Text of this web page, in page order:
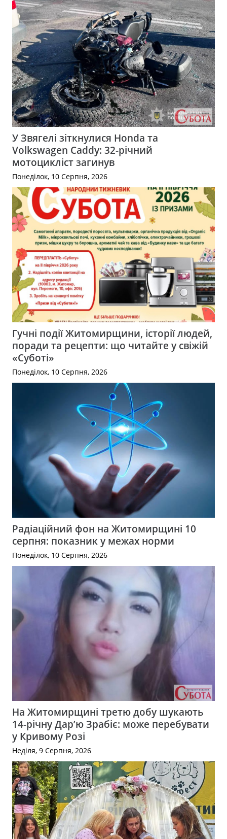
У Звягелі зіткнулися Honda та
Volkswagen Caddy: 32-річний
мотоцикліст загинув
Понеділок, 10 Серпня, 2026
Гучні події Житомирщини, історії людей,
поради та рецепти: що читайте у свіжій
«Суботі»
Понеділок, 10 Серпня, 2026
Радіаційний фон на Житомирщині 10
серпня: показник у межах норми
Понеділок, 10 Серпня, 2026
На Житомирщині третю добу шукають
14-річну Дар’ю Зрабіє: може перебувати
у Кривому Розі
Неділя, 9 Серпня, 2026